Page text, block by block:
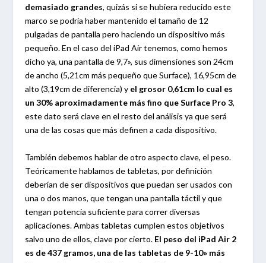
demasiado grandes, quizás si se hubiera reducido este
marco se podría haber mantenido el tamaño de 12
pulgadas de pantalla pero haciendo un dispositivo más
pequeño. En el caso del iPad Air tenemos, como hemos
dicho ya, una pantalla de 9,7», sus dimensiones son 24cm
de ancho (5,21cm más pequeño que Surface), 16,95cm de
alto (3,19cm de diferencia) y el grosor 0,61cm lo cual es
un 30% aproximadamente más fino que Surface Pro 3,
este dato será clave en el resto del análisis ya que será
una de las cosas que más definen a cada dispositivo.
También debemos hablar de otro aspecto clave, el peso.
Teóricamente hablamos de tabletas, por definición
deberían de ser dispositivos que puedan ser usados con
una o dos manos, que tengan una pantalla táctil y que
tengan potencia suficiente para correr diversas
aplicaciones. Ambas tabletas cumplen estos objetivos
salvo uno de ellos, clave por cierto. El peso del iPad Air 2
es de 437 gramos, una de las tabletas de 9-10» más